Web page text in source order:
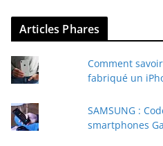
Articles Phares
Comment
fabriqué un
SAMSUNG :
smartphones